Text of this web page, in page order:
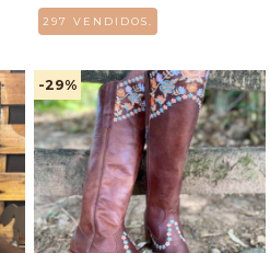
297 VENDIDOS.
-29%